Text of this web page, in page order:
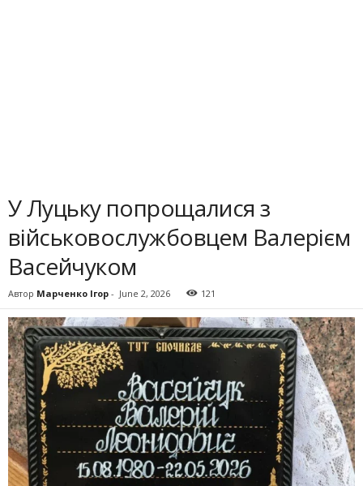
У Луцьку попрощалися з
військовослужбовцем Валерієм
Васейчуком
Автор Марченко Ігор - June 2, 2026 121